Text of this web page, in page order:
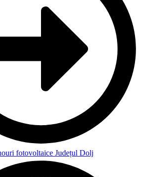
fotovoltaice Județul Dolj